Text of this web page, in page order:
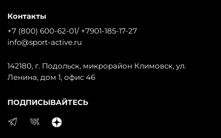
Контакты
+7 (800) 600-62-01/ +7901-185-17-27
info@sport-active.ru
142180, г. Подольск, микрорайон Климовск, ул.
Ленина, дом 1, офис 46
ПОДПИСЫВАЙТЕСЬ